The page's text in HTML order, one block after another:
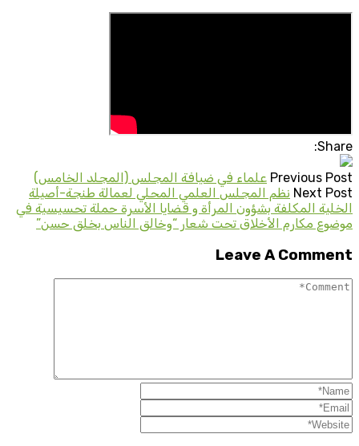
Share:
Previous Post علماء في ضيافة المجلس (المجلد الخامس)
Next Post نظم المجلس العلمي المحلي لعمالة طنجة-أصيلة
الخلية المكلفة بشؤون المرأة و قضايا الأسرة حملة تحسيسية في
موضوع مكارم الأخلاق تحت شعار “وخالق الناس بخلق حسن”
Leave A Comment